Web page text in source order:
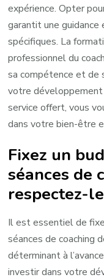
expérience. Opter
garantit une
spécifiques. La
professionnel du
sa compétence et de
votre développement
service offert, vous
dans votre bien-être
Fixez un
séances de
respectez-
Il est essentiel de
séances de coaching
déterminant à
investir dans votre